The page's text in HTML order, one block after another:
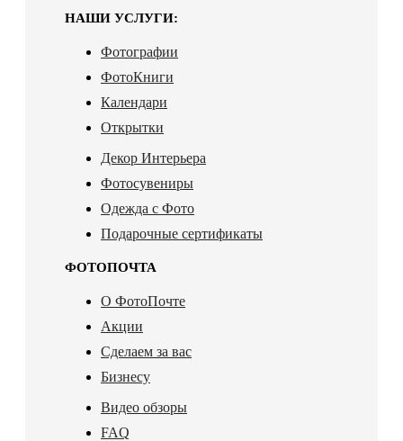
НАШИ УСЛУГИ:
Фотографии
ФотоКниги
Календари
Открытки
Декор Интерьера
Фотосувениры
Одежда с Фото
Подарочные сертификаты
ФОТОПОЧТА
О ФотоПочте
Акции
Сделаем за вас
Бизнесу
Видео обзоры
FAQ